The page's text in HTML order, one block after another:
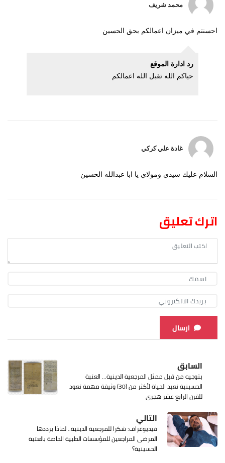
محمد شريف
احسنتم في ميزان اعمالكم بحق الحسين
رد ادارة الموقع
حياكم الله تقبل الله اعمالكم
غادة علي كركي
السلام عليك سيدي ومولاي يا ابا عبدالله الحسين
اترك تعليق
ارسال
السابق
بتوجيه من قبل ممثل المرجعية الدينية... العتبة
الحسينية تعيد الحياة لأكثر من (30) وثيقة مهمة تعود
للقرن الرابع عشر هجري
التالي
فيديوغراف: شكرا للمرجعية الدينية.. لماذا يرددها
المرضى المراجعين للمؤسسات الطبية الخاصة بالعتبة
الحسينية؟